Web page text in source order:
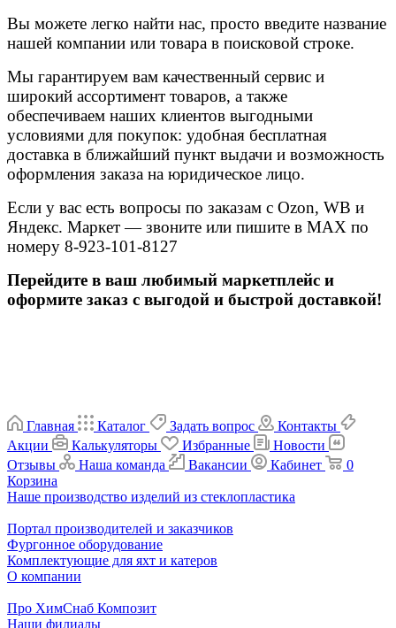
Вы можете легко найти нас, просто введите название
нашей компании или товара в поисковой строке.
Мы гарантируем вам качественный сервис и
широкий ассортимент товаров, а также
обеспечиваем наших клиентов выгодными
условиями для покупок: удобная бесплатная
доставка в ближайший пункт выдачи и возможность
оформления заказа на юридическое лицо.
Если у вас есть вопросы по заказам с Ozon, WB и
Яндекс. Маркет — звоните или пишите в MAX по
номеру 8-923-101-8127
Перейдите в ваш любимый маркетплейс и
оформите заказ с выгодой и быстрой доставкой!
Главная Каталог Задать вопрос
Контакты
Акции
Калькуляторы Избранные
Новости
Отзывы
Наша команда Вакансии Кабинет
0
Корзина
Наше производство изделий из стеклопластика
Портал производителей и заказчиков
Фургонное оборудование
Комплектующие для яхт и катеров
О компании
Про ХимСнаб Композит
Наши филиалы